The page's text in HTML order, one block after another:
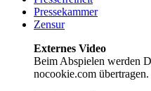
Pressekammer
Zensur
Externes Video
Beim Abspielen werden
nocookie.com übertragen.